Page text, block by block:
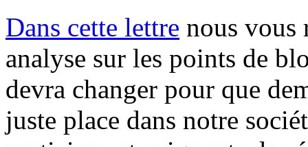
Dans cette lettre nous vous
analyse sur les points de
devra changer pour que
juste place dans notre